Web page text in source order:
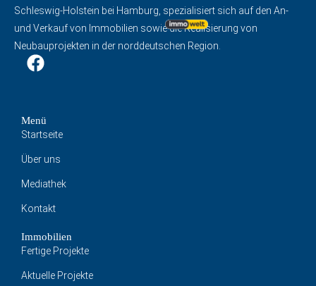
Schleswig-Holstein bei Hamburg, spezialisiert sich auf den An-
und Verkauf von Immobilien sowie die Realisierung von
Neubauprojekten in der norddeutschen Region.
Menü
Startseite
Über uns
Mediathek
Kontakt
Immobilien
Fertige Projekte
Aktuelle Projekte